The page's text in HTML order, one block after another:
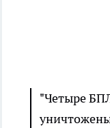
"Четыре